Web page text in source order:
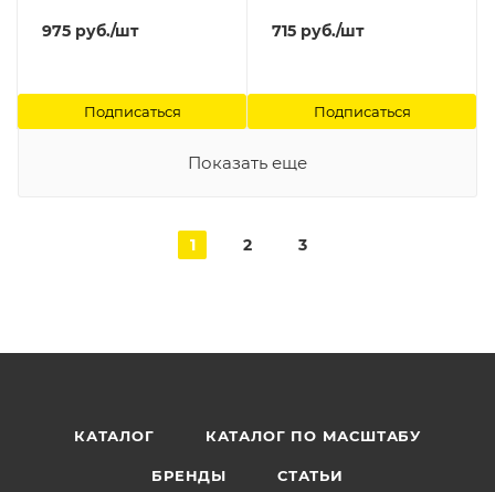
975 руб./шт
Подписаться
715 руб./шт
Подписаться
Показать еще
1 2 3
КАТАЛОГ КАТАЛОГ ПО МАСШТАБУ
БРЕНДЫ СТАТЬИ